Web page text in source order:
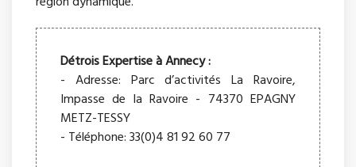
Détrois Expertise à Annecy :
- Adresse: Parc d’activités La Ravoire,
Impasse de la Ravoire - 74370 EPAGNY
METZ-TESSY
- Téléphone: 33(0)4 81 92 60 77